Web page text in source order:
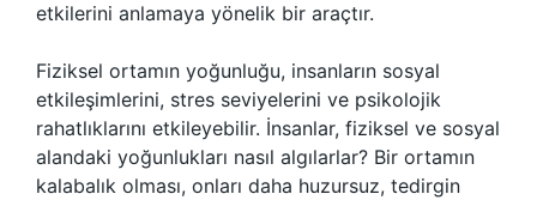
etkilerini anlamaya yönelik bir araçtır.
Fiziksel ortamın yoğunluğu, insanların sosyal
etkileşimlerini, stres seviyelerini ve psikolojik
rahatlıklarını etkileyebilir. İnsanlar, fiziksel ve sosyal
alandaki yoğunlukları nasıl algılarlar? Bir ortamın
kalabalık olması, onları daha huzursuz, tedirgin